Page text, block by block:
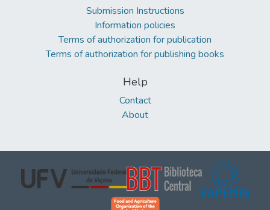
Submission Instructions
Information policies
Terms of authorization for publication
Terms of authorization for publishing books
Help
Contact
About